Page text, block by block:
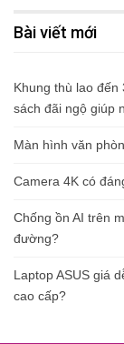
Bài viết mới
Khung thù lao
sách đãi ngộ giúp
Màn hình văn
Camera 4K có
Chống ồn AI trên
đường?
Laptop ASUS giá
cao cấp?